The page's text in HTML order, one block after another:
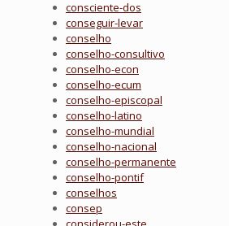
consciente-dos
conseguir-levar
conselho
conselho-consultivo
conselho-econ
conselho-ecum
conselho-episcopal
conselho-latino
conselho-mundial
conselho-nacional
conselho-permanente
conselho-pontif
conselhos
consep